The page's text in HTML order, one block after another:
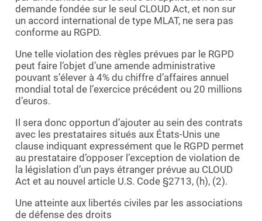
demande fondée sur le seul CLOUD Act, et non sur
un accord international de type MLAT, ne sera pas
conforme au RGPD.
Une telle violation des règles prévues par le RGPD
peut faire l’objet d’une amende administrative
pouvant s’élever à 4% du chiffre d’affaires annuel
mondial total de l’exercice précédent ou 20 millions
d’euros.
Il sera donc opportun d’ajouter au sein des contrats
avec les prestataires situés aux États-Unis une
clause indiquant expressément que le RGPD permet
au prestataire d’opposer l’exception de violation de
la législation d’un pays étranger prévue au CLOUD
Act et au nouvel article U.S. Code §2713, (h), (2).
Une atteinte aux libertés civiles par les associations
de défense des droits